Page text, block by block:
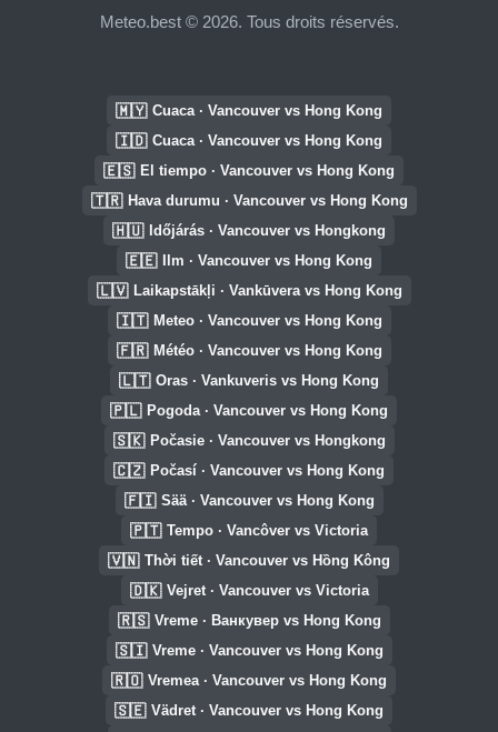
Meteo.best © 2026. Tous droits réservés.
🇲🇾 Cuaca · Vancouver vs Hong Kong
🇮🇩 Cuaca · Vancouver vs Hong Kong
🇪🇸 El tiempo · Vancouver vs Hong Kong
🇹🇷 Hava durumu · Vancouver vs Hong Kong
🇭🇺 Időjárás · Vancouver vs Hongkong
🇪🇪 Ilm · Vancouver vs Hong Kong
🇱🇻 Laikapstākļi · Vankūvera vs Hong Kong
🇮🇹 Meteo · Vancouver vs Hong Kong
🇫🇷 Météo · Vancouver vs Hong Kong
🇱🇹 Oras · Vankuveris vs Hong Kong
🇵🇱 Pogoda · Vancouver vs Hong Kong
🇸🇰 Počasie · Vancouver vs Hongkong
🇨🇿 Počasí · Vancouver vs Hong Kong
🇫🇮 Sää · Vancouver vs Hong Kong
🇵🇹 Tempo · Vancôver vs Victoria
🇻🇳 Thời tiết · Vancouver vs Hồng Kông
🇩🇰 Vejret · Vancouver vs Victoria
🇷🇸 Vreme · Ванкувер vs Hong Kong
🇸🇮 Vreme · Vancouver vs Hong Kong
🇷🇴 Vremea · Vancouver vs Hong Kong
🇸🇪 Vädret · Vancouver vs Hong Kong